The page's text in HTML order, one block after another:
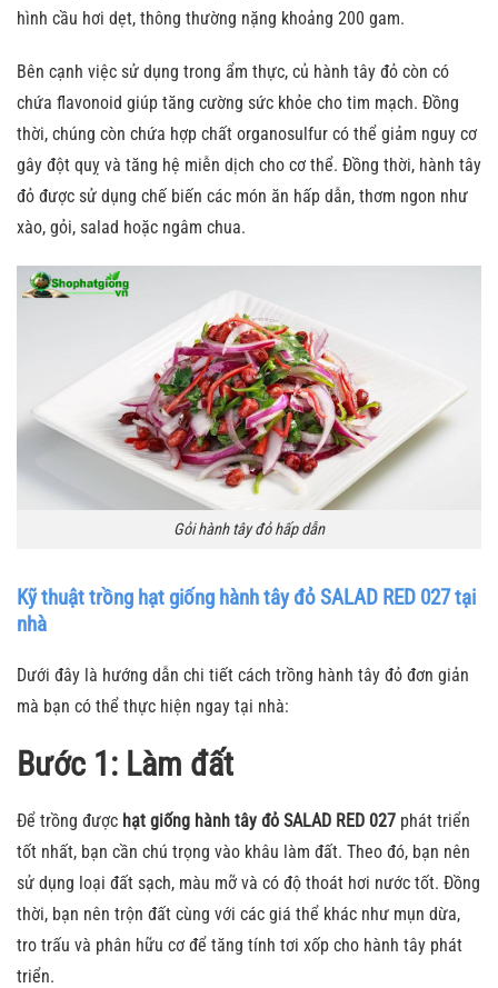
hình cầu hơi dẹt, thông thường nặng khoảng 200 gam.
Bên cạnh việc sử dụng trong ẩm thực, củ hành tây đỏ còn có
chứa flavonoid giúp tăng cường sức khỏe cho tim mạch. Đồng
thời, chúng còn chứa hợp chất organosulfur có thể giảm nguy cơ
gây đột quỵ và tăng hệ miễn dịch cho cơ thể. Đồng thời, hành tây
đỏ được sử dụng chế biến các món ăn hấp dẫn, thơm ngon như
xào, gỏi, salad hoặc ngâm chua.
Gỏi hành tây đỏ hấp dẫn
Kỹ thuật trồng hạt giống hành tây đỏ SALAD RED 027 tại
nhà
Dưới đây là hướng dẫn chi tiết cách trồng hành tây đỏ đơn giản
mà bạn có thể thực hiện ngay tại nhà:
Bước 1: Làm đất
Để trồng được hạt giống hành tây đỏ SALAD RED 027 phát triển
tốt nhất, bạn cần chú trọng vào khâu làm đất. Theo đó, bạn nên
sử dụng loại đất sạch, màu mỡ và có độ thoát hơi nước tốt. Đồng
thời, bạn nên trộn đất cùng với các giá thể khác như mụn dừa,
tro trấu và phân hữu cơ để tăng tính tơi xốp cho hành tây phát
triển.